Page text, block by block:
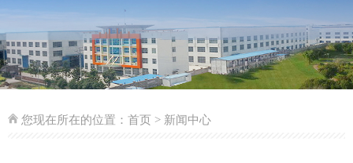
您现在所在的位置： 首页 > 新闻中心